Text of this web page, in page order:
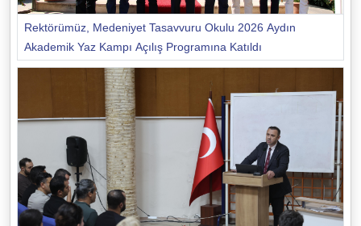
Rektörümüz, Medeniyet Tasavvuru Okulu 2026 Aydın
Akademik Yaz Kampı Açılış Programına Katıldı